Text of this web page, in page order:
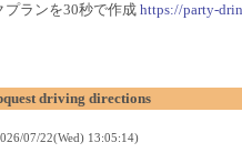
ランを30秒で作成 https://party-
driving directions
07/22(Wed) 13:05:14)